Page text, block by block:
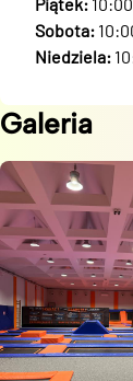
Sobota:
Niedziela:
Galeria